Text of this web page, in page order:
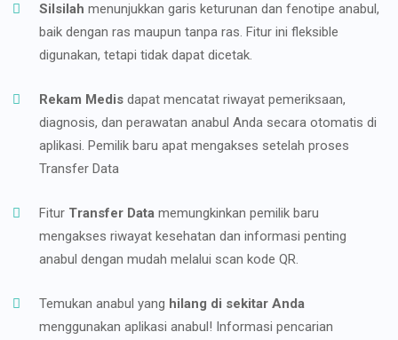
Silsilah menunjukkan garis keturunan dan fenotipe anabul,
baik dengan ras maupun tanpa ras. Fitur ini fleksible
digunakan, tetapi tidak dapat dicetak.
Rekam Medis dapat mencatat riwayat pemeriksaan,
diagnosis, dan perawatan anabul Anda secara otomatis di
aplikasi. Pemilik baru apat mengakses setelah proses
Transfer Data
Fitur Transfer Data memungkinkan pemilik baru
mengakses riwayat kesehatan dan informasi penting
anabul dengan mudah melalui scan kode QR.
Temukan anabul yang hilang di sekitar Anda
menggunakan aplikasi anabul! Informasi pencarian